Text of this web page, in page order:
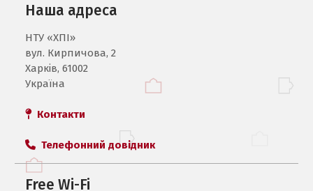
Наша адреса
НТУ «ХПI»
вул. Кирпичова, 2
Харків, 61002
Україна
Контакти
Телефонний довідник
Free Wi-Fi